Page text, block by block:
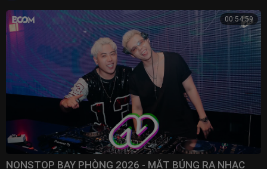
00:54:59
NONSTOP BAY PHÒNG 2026 - MẶT BÚNG RA NHẠC